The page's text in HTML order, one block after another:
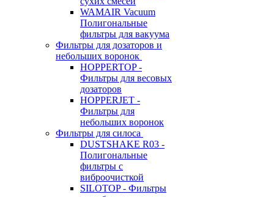
WAMAIR Vacuum
Полигональные
фильтры для вакуума
Фильтры для дозаторов и
небольших воронок
HOPPERTOP -
Фильтры для весовых
дозаторов
HOPPERJET -
Фильтры для
небольших воронок
Фильтры для силоса
DUSTSHAKE R03 -
Полигональные
фильтры с
виброочисткой
SILOTOP - Фильтры